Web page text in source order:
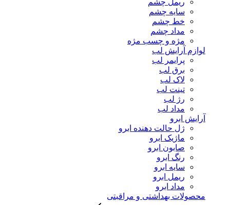
ریمل چشم
سایه چشم
خط چشم
مداد چشم
مژه و چسب مژه
لوازم آرایش لب
پرایمر لب
برق لب
لاک لب
تینت لب
رژ لب
مداد لب
آرایش ابرو
ژل حالت دهنده ابرو
ماژیک ابرو
صابون ابرو
رنگ ابرو
سایه ابرو
ریمل ابرو
مداد ابرو
محصولات بهداشتی و مراقبتی